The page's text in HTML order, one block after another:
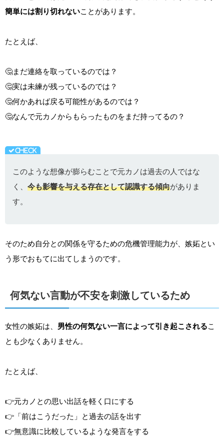
簡単には割り切れないことがあります。
たとえば、
🤔まだ連絡を取っているのでは？
🤔実は未練が残っているのでは？
🤔何かあれば戻る可能性があるのでは？
🤔なんで元カノからもらったものをまだ持ってるの？
このような想像が膨らむことで元カノは過去の人ではな
く、 今も影響を与える存在として認識する傾向がありま
す。
そのため自分との関係を守るための危機管理能力が、嫉妬とい
う形でおもてに出てしまうのです。
何気ない言動が不安を刺激しているため
女性の嫉妬は、 男性の何気ない一言によって引き起こされるこ
とも少なくありません。
たとえば、
👉元カノとの思い出話を軽く口にする
👉「前はこうだった」と過去の話を出す
👉無意識に比較しているような発言をする